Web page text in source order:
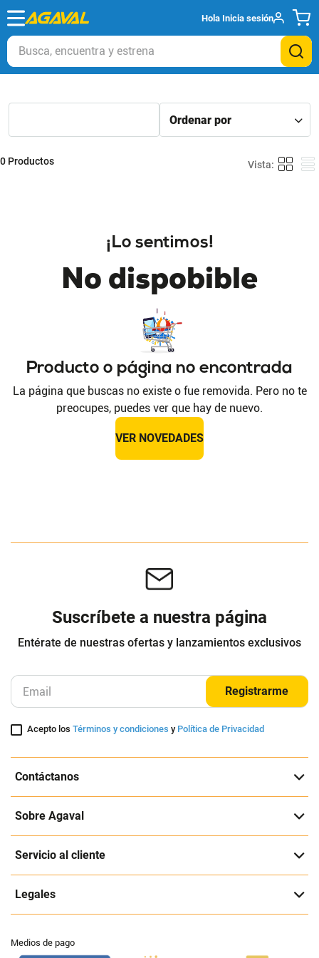
Hola Inicia sesión
Busca, encuentra y estrena
0 Productos
¡Lo sentimos!
No dispobible
Producto o página no encontrada
La página que buscas no existe o fue removida. Pero no te
preocupes, puedes ver que hay de nuevo.
VER NOVEDADES
Suscríbete a nuestra página
Entérate de nuestras ofertas y lanzamientos exclusivos
Registrarme
Acepto losTérminos y condiciones y Política de Privacidad
Contáctanos
Sobre Agaval
Servicio al cliente
Legales
Medios de pago